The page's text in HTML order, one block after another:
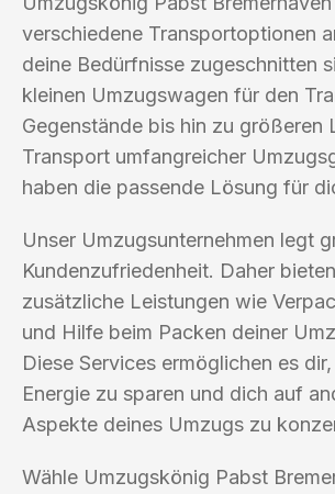
verschiedene Transportoptionen
deine Bedürfnisse zugeschnitten
kleinen Umzugswagen für den
Gegenstände bis hin zu größeren
Transport umfangreicher
haben die passende Lösung für
Unser Umzugsunternehmen legt
Kundenzufriedenheit. Daher
zusätzliche Leistungen wie
und Hilfe beim Packen deiner
Diese Services ermöglichen es
Energie zu sparen und dich auf
Aspekte deines Umzugs zu
Wähle Umzugskönig Pabst